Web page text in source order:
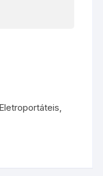
Eletroportáteis,